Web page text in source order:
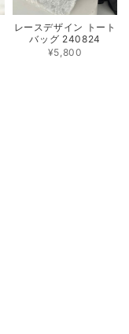
レースデザイン トート
バッグ 240824
¥5,800